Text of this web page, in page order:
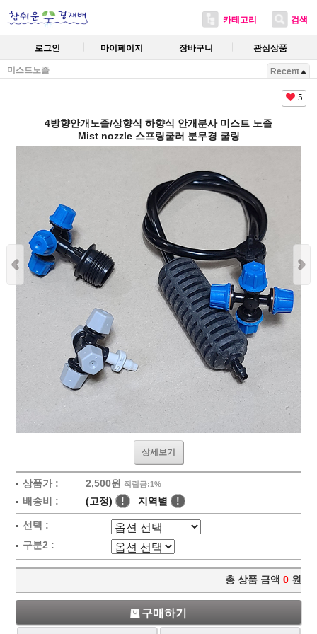
카테고리 검색
로그인 마이페이지 장바구니 관심상품
미스트노즐 Recent
5
4방향안개노즐/상향식 하향식 안개분사 미스트 노즐
Mist nozzle 스프링쿨러 분무경 쿨링
상세보기
상품가 : 2,500원 적립금:1%
배송비 : (고정) ! 지역별 !
선택 :
구분2 :
총 상품 금액 0 원
구매하기